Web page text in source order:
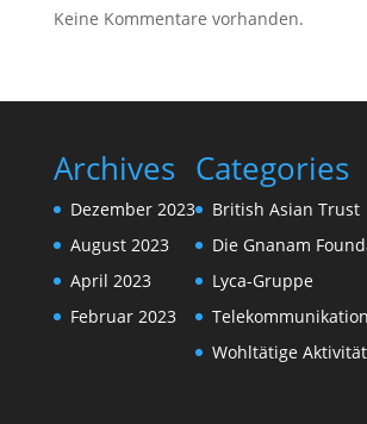
Keine Kommentare vorhanden.
Archives
Dezember 2023
August 2023
April 2023
Februar 2023
Categories
British Asian Trust
Die Gnanam
Lyca-Gruppe
Telekommunikation
Wohltätige Aktivität